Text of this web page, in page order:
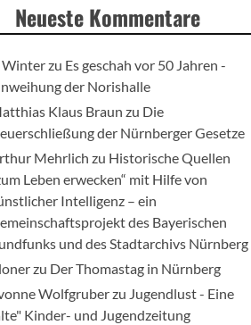
Neueste Kommentare
Winterzu Es geschah vor 50 Jahren -
der Norishalle
Klaus Braun zu Die
der Nürnberger Gesetze
Mehrlich zu Historische Quellen
Leben erwecken“ mit Hilfe von
Intelligenz – ein
des Bayerischen
und des Stadtarchivs Nürnberg
zu Der Thomastag in Nürnberg
Wolfgruberzu Jugendlust - Eine
Kinder- und Jugendzeitung